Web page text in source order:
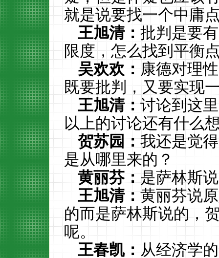
就是说要找一个中庸
王旭清：批判是要
限度，怎么找到平衡
吴欢欢：康德对理
既要批判，又要实现
王旭清：讨论到这
以上的讨论还有什么
贺苏园：我还是觉
是从哪里来的？
黄丽芬：是萨林斯
王旭清：黄丽芬说
的而是萨林斯说的，
呢。
王春凯：从经济学